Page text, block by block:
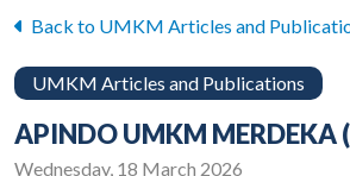
Back to UMKM Articles and
UMKM Articles and Publications
APINDO UMKM MERDEKA
Wednesday, 18 March 2026